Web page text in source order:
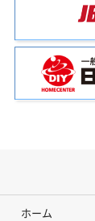
ホーム